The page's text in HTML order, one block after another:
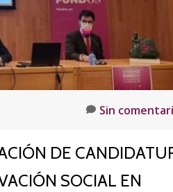
Sin
DE
SOCIAL EN